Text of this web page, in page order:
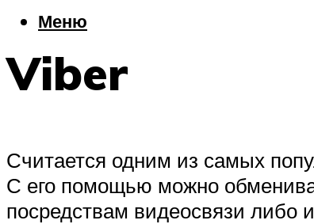
Меню
Viber
Считается одним из самых
С его помощью можно
посредствам видеосвязи либо